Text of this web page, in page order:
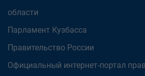
области
Парламент Кузбасса
Правительство России
Официальный интернет-портал